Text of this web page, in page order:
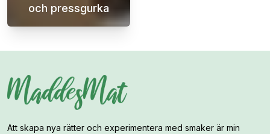
och pressgurka
Köttbullar med potatismos, gräddsås och
Att skapa nya rätter och experimentera med smaker är min